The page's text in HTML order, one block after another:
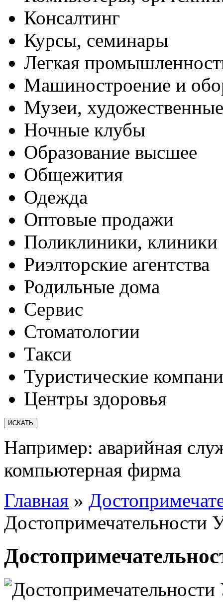
Консалтинг
Курсы, семинары
Легкая
Машиностроение и
Музеи,
Ночные клубы
Образование высшее
Общежития
Одежда
Оптовые продажи
Поликлиники, клиники
Риэлторские агентства
Родильные дома
Сервис
Стоматологии
Такси
Туристические
Центры здоровья
Например: аварийная
компьютерная фирма
Главная »
Достопримечательности